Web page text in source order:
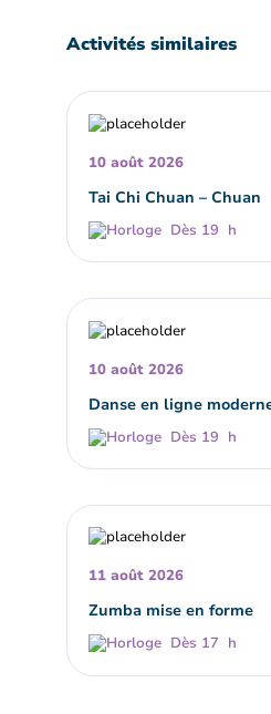
Activités similaires
10 août 2026
Tai Chi Chuan – Chuan
Dès 19 h
10 août 2026
Danse en ligne
Dès 19 h
11 août 2026
Zumba mise en forme
Dès 17 h